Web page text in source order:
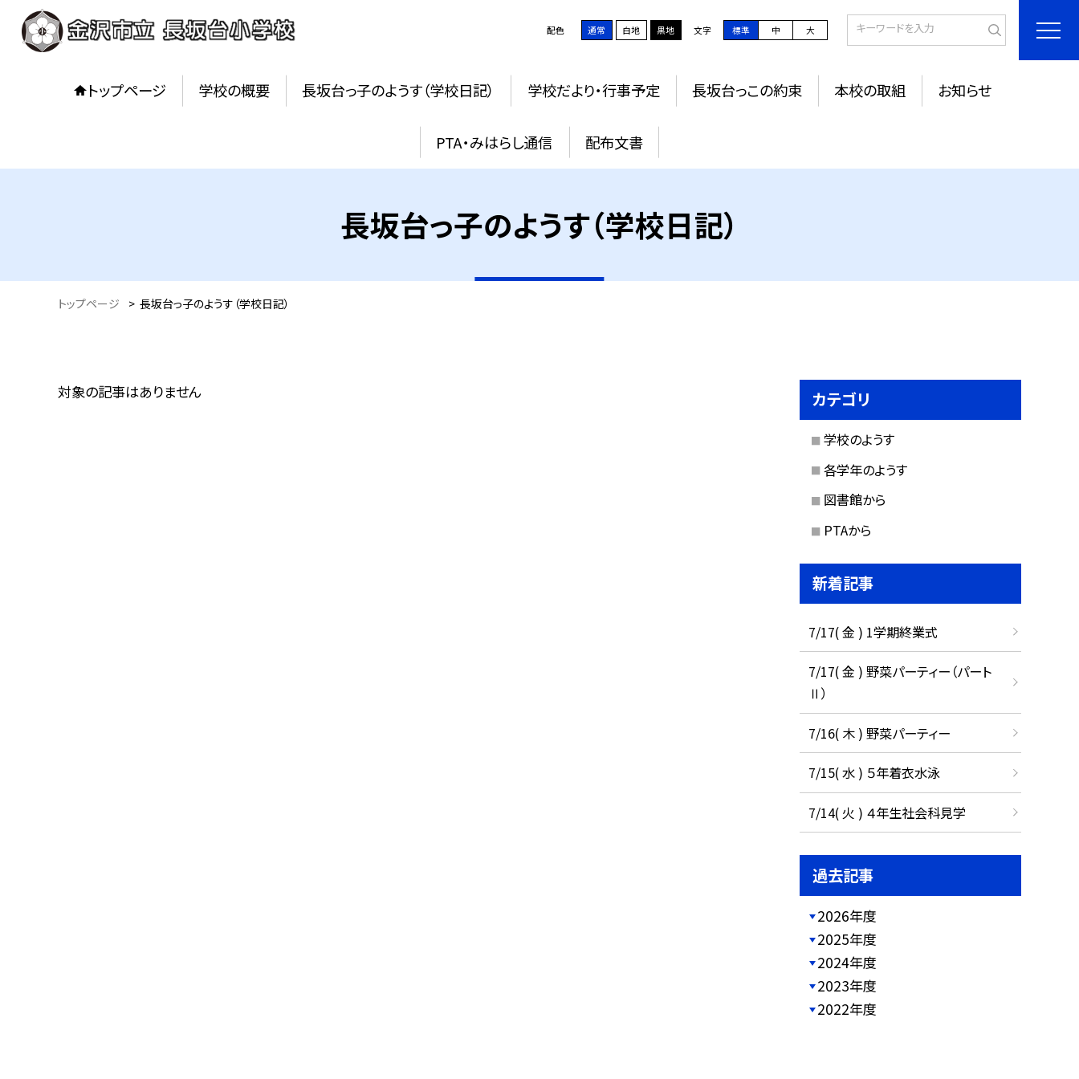
配色 通常 白地 黒地 文字 標準 中 大
トップページ 学校の概要 長坂台っ子のようす（学校日記） 学校だより・行事予定 長坂台っこの約束 本校の取組 お知らせ
PTA・みはらし通信 配布文書
長坂台っ子のようす（学校日記）
トップページ > 長坂台っ子のようす（学校日記）
対象の記事はありません カテゴリ
学校のようす
各学年のようす
図書館から
PTAから
新着記事
7/17( 金 ) 1学期終業式
7/17( 金 ) 野菜パーティー（パート
Ⅱ）
7/16( 木 ) 野菜パーティー
7/15( 水 ) ５年着衣水泳
7/14( 火 ) ４年生社会科見学
過去記事
2026年度
2025年度
2024年度
2023年度
2022年度